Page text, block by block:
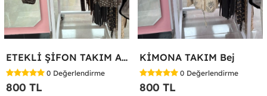
ETEKLİ ŞİFON TAKIM Acı Kahve
0 Değerlendirme
800 TL
KİMONA TAKIM Bej
0 Değerlendirme
800 TL